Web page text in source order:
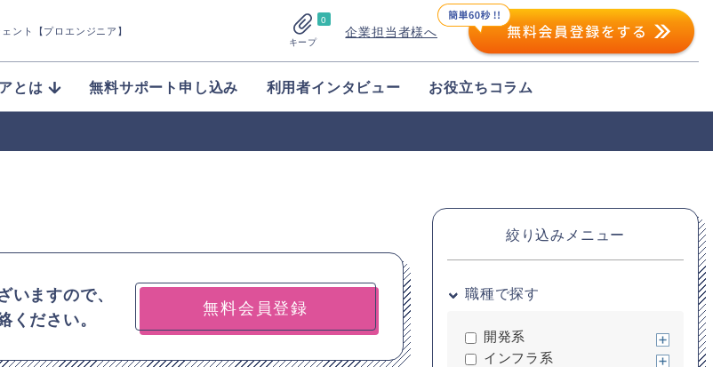
ント【プロエンジニア】
0
キープ
企業担当者様へ
とは 無料サポート申し込み 利用者インタビュー お役立ちコラム
ますので、
ださい。
無料会員登録
絞り込みメニュー
職種で探す
開発系
インフラ系